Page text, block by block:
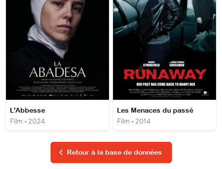
L'Abbesse
Film • 2024
Les Menaces du passé
Film • 2014
Retour à la base de données